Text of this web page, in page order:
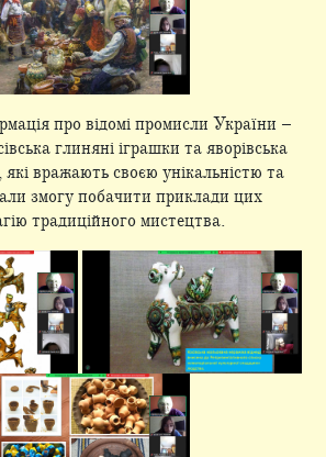
про відомі промисли України –
глиняні іграшки та яворівська
вражають своєю унікальністю та
змогу побачити приклади цих
традиційного мистецтва.